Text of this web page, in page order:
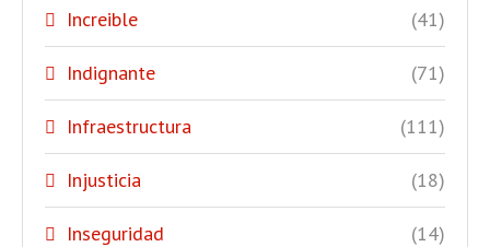
Increible (41)
Indignante (71)
Infraestructura (111)
Injusticia (18)
Inseguridad (14)